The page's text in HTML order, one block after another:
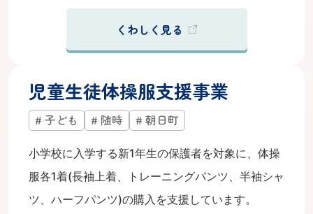
くわしく見る
児童生徒体操服支援事業
子ども 随時 朝日町
小学校に入学する新1年生の保護者を対象に、体操
服各1着(長袖上着、トレーニングパンツ、半袖シャ
ツ、ハーフパンツ)の購入を支援しています。